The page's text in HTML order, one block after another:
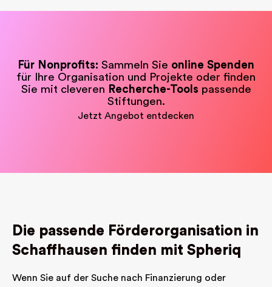
Für Nonprofits: Sammeln Sie online Spenden
für Ihre Organisation und Projekte oder finden
Sie mit cleveren Recherche-Tools passende
Stiftungen.
Jetzt Angebot entdecken
Die passende Förderorganisation in
Schaffhausen finden mit Spheriq
Wenn Sie auf der Suche nach Finanzierung oder